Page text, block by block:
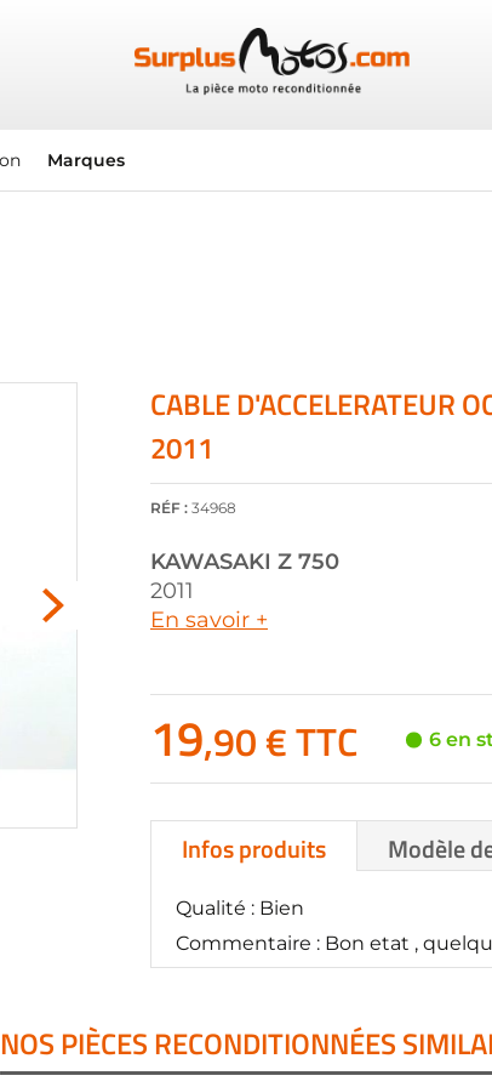
Marques
CABLE D'ACCELERATEUR
2011
RÉF : 34968
KAWASAKI Z 750
2011
En savoir +
19,90 € TTC 6 en
Infos produits
Qualité : Bien
Commentaire : Bon etat ,
Modèle
NOS PIÈCES RECONDITIONNÉES